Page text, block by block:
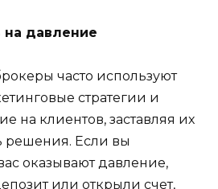
на давление
часто используют
стратегии и
на клиентов, заставляя их
решения. Если вы
оказывают давление,
или открыли счет,